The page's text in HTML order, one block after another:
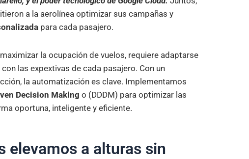
a la aerolínea optimizar sus campañas y
para cada pasajero.
la ocupación de vuelos, requiere adaptarse
las expextivas de cada pasajero. Con un
la automatización es clave. Implementamos
Decision Making o (DDDM) para optimizar las
oportuna, inteligente y eficiente.
elevamos a alturas sin